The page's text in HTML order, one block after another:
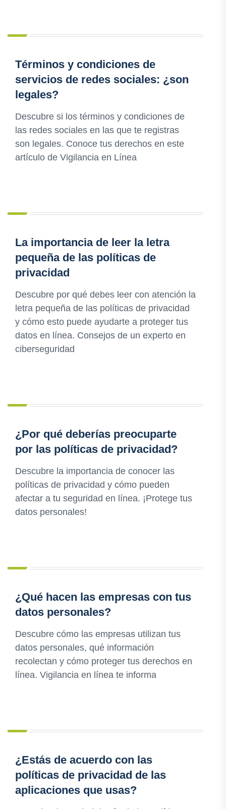
Términos y condiciones de
servicios de redes sociales: ¿son
legales?
Descubre si los términos y condiciones de
las redes sociales en las que te registras
son legales. Conoce tus derechos en este
artículo de Vigilancia en Línea
La importancia de leer la letra
pequeña de las políticas de
privacidad
Descubre por qué debes leer con atención la
letra pequeña de las políticas de privacidad
y cómo esto puede ayudarte a proteger tus
datos en línea. Consejos de un experto en
ciberseguridad
¿Por qué deberías preocuparte
por las políticas de privacidad?
Descubre la importancia de conocer las
políticas de privacidad y cómo pueden
afectar a tu seguridad en línea. ¡Protege tus
datos personales!
¿Qué hacen las empresas con tus
datos personales?
Descubre cómo las empresas utilizan tus
datos personales, qué información
recolectan y cómo proteger tus derechos en
línea. Vigilancia en línea te informa
¿Estás de acuerdo con las
políticas de privacidad de las
aplicaciones que usas?